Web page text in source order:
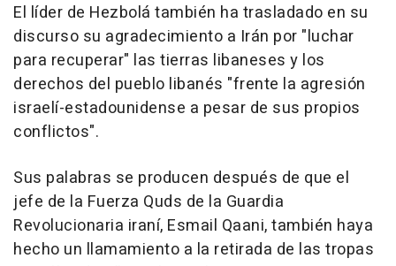
El líder de Hezbolá también ha trasladado en su
discurso su agradecimiento a Irán por "luchar
para recuperar" las tierras libaneses y los
derechos del pueblo libanés "frente la agresión
israelí-estadounidense a pesar de sus propios
conflictos".
Sus palabras se producen después de que el
jefe de la Fuerza Quds de la Guardia
Revolucionaria iraní, Esmail Qaani, también haya
hecho un llamamiento a la retirada de las tropas